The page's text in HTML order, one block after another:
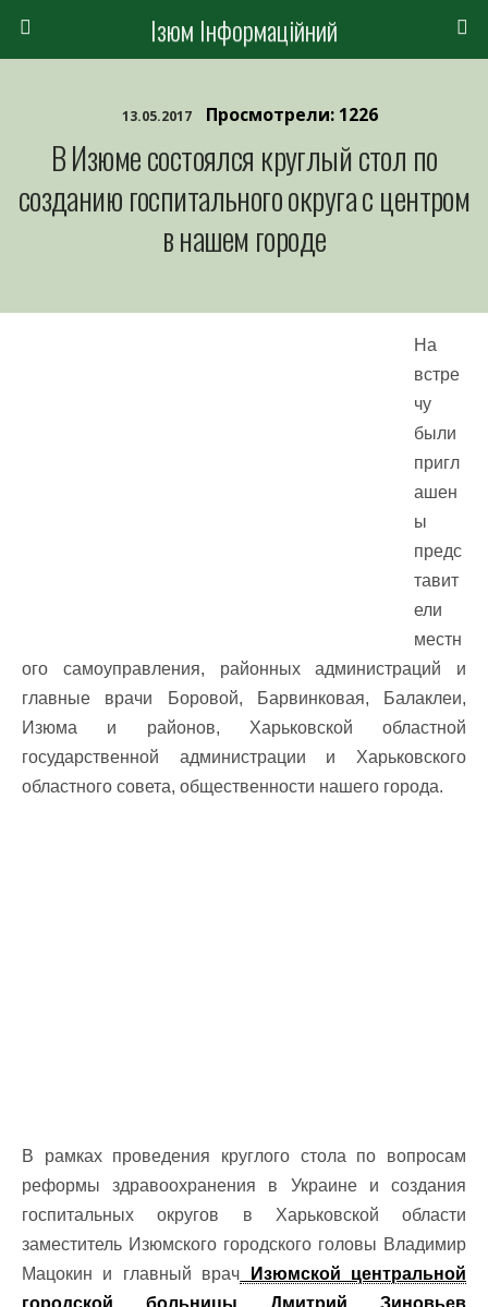
Ізюм Інформаційний
13.05.2017 Просмотрели: 1226
В Изюме состоялся круглый стол по
созданию госпитального округа с центром
в нашем городе
На
встре
чу
были
пригл
ашен
ы
предс
тавит
ели
местн
ого самоуправления, районных администраций и
главные врачи Боровой, Барвинковая, Балаклеи,
Изюма и районов, Харьковской областной
государственной администрации и Харьковского
областного совета, общественности нашего города.
В рамках проведения круглого стола по вопросам
реформы здравоохранения в Украине и создания
госпитальных округов в Харьковской области
заместитель Изюмского городского головы Владимир
Мацокин и главный врач Изюмской центральной
городской больницы Дмитрий Зиновьев